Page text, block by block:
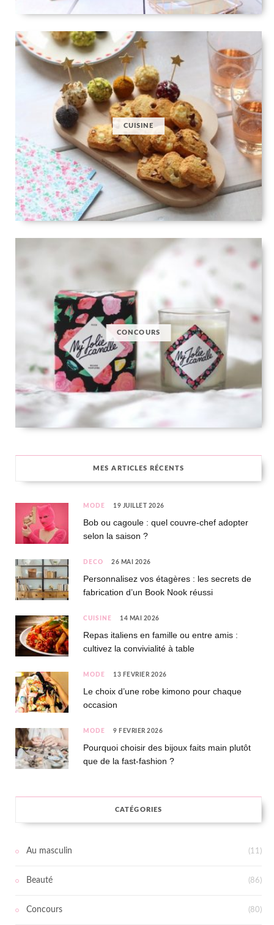
CUISINE
CONCOURS
MES ARTICLES RÉCENTS
MODE 19 JUILLET 2026
Bob ou cagoule : quel couvre-chef adopter
selon la saison ?
DÉCO 26 MAI 2026
Personnalisez vos étagères : les secrets de
fabrication d’un Book Nook réussi
CUISINE 14 MAI 2026
Repas italiens en famille ou entre amis :
cultivez la convivialité à table
MODE 13 FÉVRIER 2026
Le choix d’une robe kimono pour chaque
occasion
MODE 9 FÉVRIER 2026
Pourquoi choisir des bijoux faits main plutôt
que de la fast-fashion ?
CATÉGORIES
Au masculin (11)
Beauté (86)
Concours (80)